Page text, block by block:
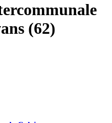
(62)